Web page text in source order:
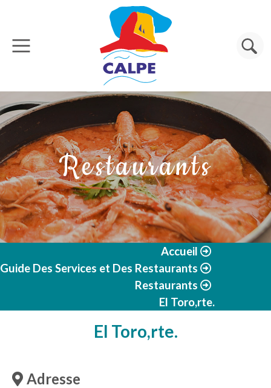
Aller au contenu principal
Rechercher
Restaurants
Accueil
Guide Des Services et Des Restaurants
Restaurants
El Toro,rte.
El Toro,rte.
Adresse